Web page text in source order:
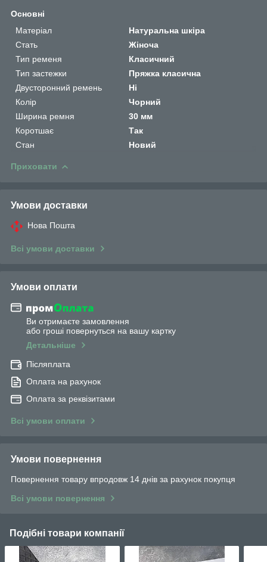
Основні
Матеріал
Натуральна шкіра
Стать
Жіноча
Тип ременя
Класичний
Тип застежки
Пряжка класична
Двусторонний ремень
Ні
Колір
Чорний
Ширина ремня
30 мм
Коротшає
Так
Стан
Новий
Приховати
Умови доставки
Нова Пошта
Всі умови доставки
Умови оплати
Ви отримаєте замовлення
або гроші повернуться на вашу картку
Детальніше
Післяплата
Оплата на рахунок
Оплата за реквізитами
Всі умови оплати
Умови повернення
Повернення товару впродовж 14 днів за рахунок покупця
Всі умови повернення
Подібні товари компанії